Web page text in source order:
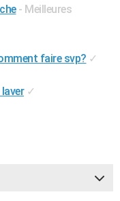
- Meilleures
faire svp? ✓
✓